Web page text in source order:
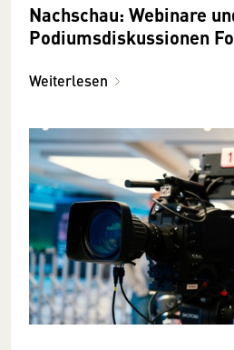
Nachschau: Webinare
Podiumsdiskussionen
Weiterlesen